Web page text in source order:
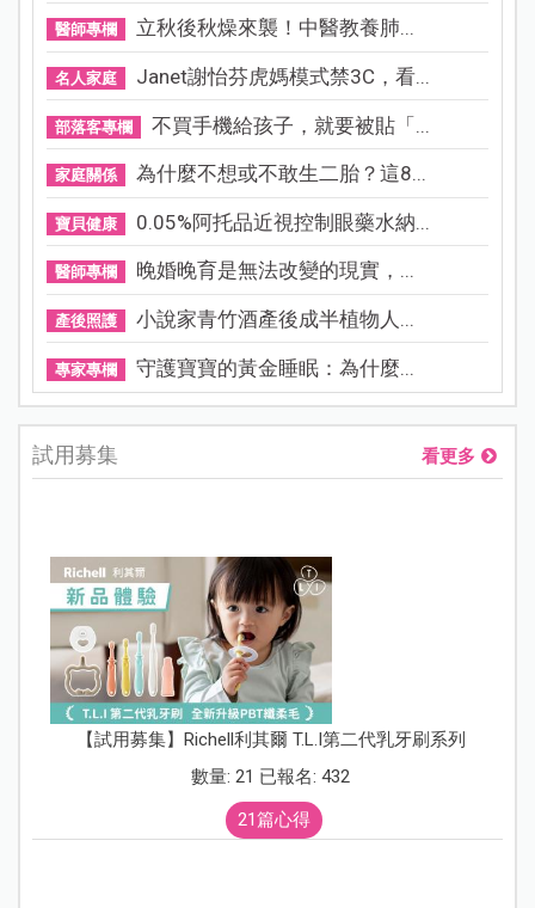
醫師專欄 立秋後秋燥來襲！中醫教養肺...
名人家庭 Janet謝怡芬虎媽模式禁3C，看...
部落客專欄 不買手機給孩子，就要被貼「...
家庭關係 為什麼不想或不敢生二胎？這8...
寶貝健康 0.05%阿托品近視控制眼藥水納...
醫師專欄 晚婚晚育是無法改變的現實，...
產後照護 小說家青竹酒產後成半植物人...
專家專欄 守護寶寶的黃金睡眠：為什麼...
試用募集 看更多
【試用募集】Richell利其爾 T.L.I第二代乳牙刷系列
數量: 21 已報名: 432
21篇心得